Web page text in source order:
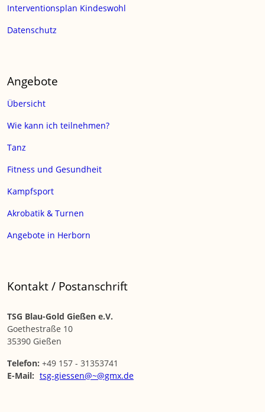
Interventionsplan Kindeswohl
Datenschutz
Angebote
Übersicht
Wie kann ich teilnehmen?
Tanz
Fitness und Gesundheit
Kampfsport
Akrobatik & Turnen
Angebote in Herborn
Kontakt / Postanschrift
TSG Blau-Gold Gießen e.V.
Goethestraße 10
35390 Gießen
Telefon: +49 157 - 31353741
E-Mail: tsg-giessen@~@gmx.de